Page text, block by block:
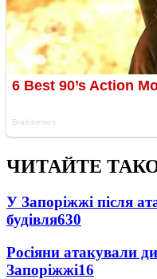
ЧИТАЙТЕ
У Запоріжжі після
будівля630
Росіяни атакували
Запоріжжі16